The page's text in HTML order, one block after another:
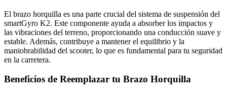
El brazo horquilla es una parte crucial del sistema de suspensión del
smartGyro K2. Este componente ayuda a absorber los impactos y
las vibraciones del terreno, proporcionando una conducción suave y
estable. Además, contribuye a mantener el equilibrio y la
maniobrabilidad del scooter, lo que es fundamental para tu seguridad
en la carretera.
Beneficios de Reemplazar tu Brazo Horquilla